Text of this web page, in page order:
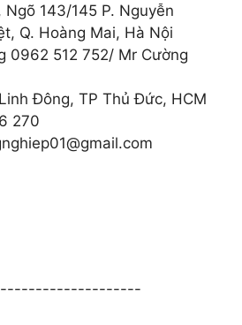
Ngõ 143/145 P. Nguyễn
Q. Hoàng Mai, Hà Nội
0962 512 752/ Mr Cường
Đông, TP Thủ Đức, HCM
270